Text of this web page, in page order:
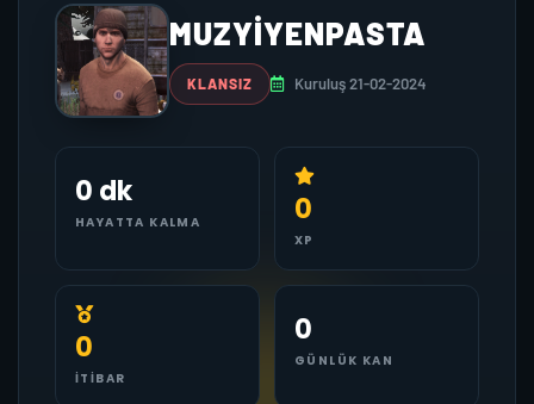
MUZYIYENPASTA
KLANSIZ Kuruluş 21-02-2024
0 dk
HAYATTA KALMA 0
XP
0
İTIBAR
0
GÜNLÜK KAN